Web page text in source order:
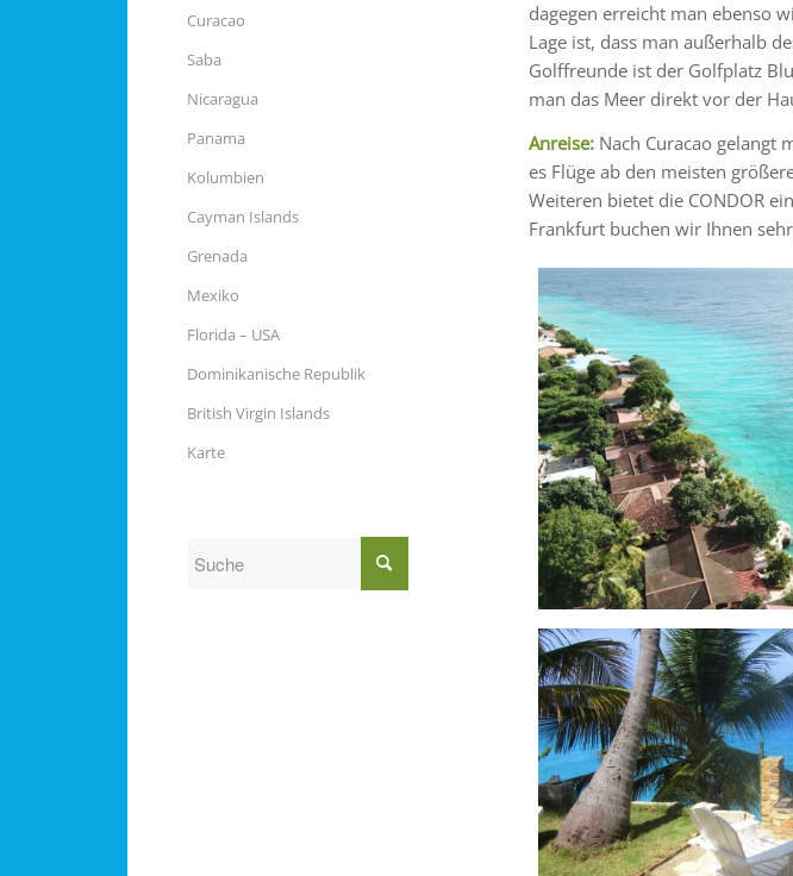
dagegen erreicht man ebenso
Lage ist, dass man außerhalb
Golffreunde ist der Golfplatz
man das Meer direkt vor der
Anreise: Nach Curacao gelangt
es Flüge ab den meisten
Weiteren bietet die CONDOR
Frankfurt buchen wir Ihnen
Curacao
Saba
Nicaragua
Panama
Kolumbien
Cayman Islands
Grenada
Mexiko
Florida – USA
Dominikanische Republik
British Virgin Islands
Karte